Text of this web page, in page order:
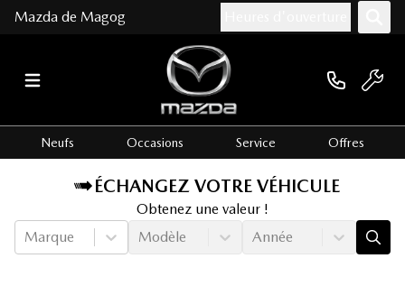
Mazda de Magog
Neufs Occasions Service Offres
ÉCHANGEZ VOTRE VÉHICULE
Obtenez une valeur !
Marque
Modèle Année